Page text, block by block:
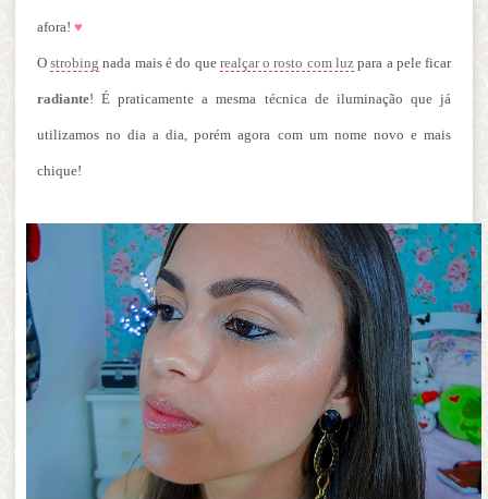
afora! ♥
O strobing nada mais é do que realçar o rosto com luz para a pele ficar
radiante! É praticamente a mesma técnica de iluminação que já
utilizamos no dia a dia, porém agora com um nome novo e mais
chique!